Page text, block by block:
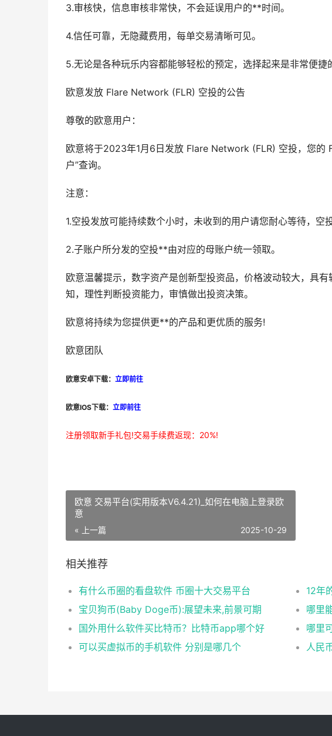
3.审核快，信息审核非常快，不会延误用户的**时间。
4.信任可靠，无隐藏费用，每单交易清晰可见。
5.无论是各种玩乐内容都能够轻松的预定，选择起来是非常便捷
欧意发放 Flare Network (FLR) 空投的公告
尊敬的欧意用户：
欧意将于2023年1月6日发放 Flare Network (FLR) 空投，您的
户”查询。
注意：
1.空投发放可能持续数个小时，未收到的用户请您耐心等待，空
2.子账户所分发的空投**由对应的母账户统一领取。
欧意温馨提示，数字资产是创新型投资品，价格波动较大，具
知，理性判断投资能力，审慎做出投资决策。
欧意将持续为您提供更**的产品和更优质的服务!
欧意团队
欧意安卓下载： 立即前往
欧意IOS下载： 立即前往
注册领取新手礼包!交易手续费返现：20%!
欧意 交易平台(实用版本V6.4.21)_如何在电脑上登录欧
意
« 上一篇 2025-10-29
相关推荐
有什么币圈的看盘软件 币圈十大交易平台
宝贝狗币(Baby Doge币):展望未来,前景可期
国外用什么软件买比特币？比特币app哪个好
哪里
可以买虚拟币的手机软件 分别是哪几个
人民